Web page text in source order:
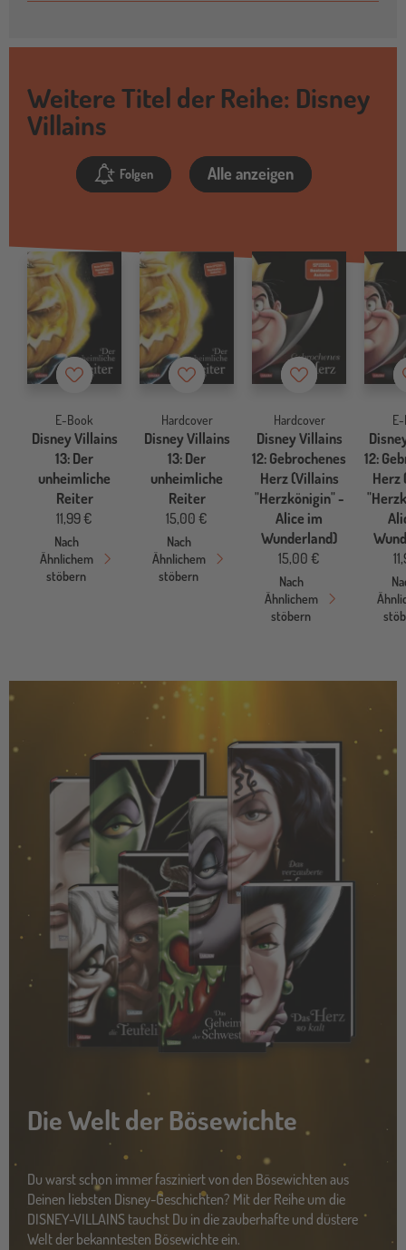
Weitere Titel der Reihe: Disney
Villains
Folgen Alle anzeigen
Merkzettel
E-Book
Disney Villains
13: Der
unheimliche
Reiter
11,99 €
Nach
Ähnlichem
stöbern
Merkzettel
Hardcover
Disney Villains
13: Der
unheimliche
Reiter
15,00 €
Nach
Ähnlichem
stöbern
Merkzettel
Hardcover
Disney Villains
12: Gebrochenes
Herz (Villains
"Herzkönigin" -
Alice im
Wunderland)
15,00 €
Nach
Ähnlichem
stöbern
12:
Herz
Die Welt der Bösewichte
Du warst schon immer fasziniert von den Bösewichten aus
Deinen liebsten Disney-Geschichten? Mit der Reihe um die
DISNEY-VILLAINS tauchst Du in die zauberhafte und düstere
Welt der bekanntesten Bösewichte ein.